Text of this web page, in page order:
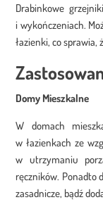
Drabinkowe
i wykończeniach.
łazienki, co sprawia,
Domy Mieszkalne
W domach
w łazienkach ze
w utrzymaniu
ręczników. Ponadto
zasadnicze, bądź